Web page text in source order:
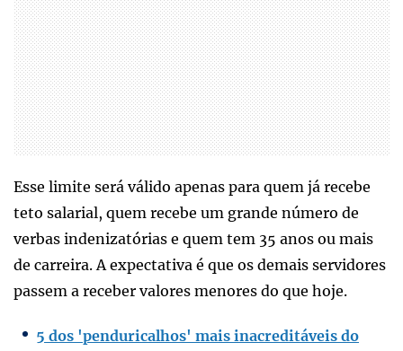
Esse limite será válido apenas para quem já recebe
teto salarial, quem recebe um grande número de
verbas indenizatórias e quem tem 35 anos ou mais
de carreira. A expectativa é que os demais servidores
passem a receber valores menores do que hoje.
5 dos 'penduricalhos' mais inacreditáveis do